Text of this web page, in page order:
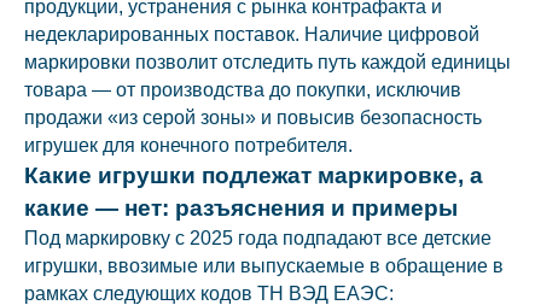
продукции, устранения с рынка контрафакта и
недекларированных поставок. Наличие цифровой
маркировки позволит отследить путь каждой единицы
товара — от производства до покупки, исключив
продажи «из серой зоны» и повысив безопасность
игрушек для конечного потребителя.
Какие игрушки подлежат маркировке, а
какие — нет: разъяснения и примеры
Под маркировку с 2025 года подпадают все детские
игрушки, ввозимые или выпускаемые в обращение в
рамках следующих кодов ТН ВЭД ЕАЭС: